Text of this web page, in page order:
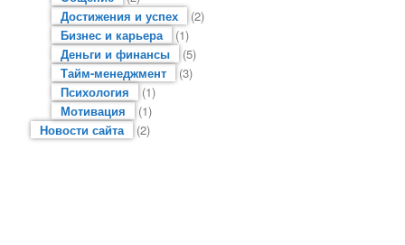
Достижения и успех
(2)
Бизнес и карьера
(1)
Деньги и финансы
(5)
Тайм-менеджмент
(3)
Психология
(1)
Мотивация
(1)
Новости сайта
(2)